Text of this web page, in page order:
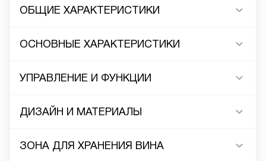
ОБЩИЕ ХАРАКТЕРИСТИКИ
ОСНОВНЫЕ ХАРАКТЕРИСТИКИ
УПРАВЛЕНИЕ И ФУНКЦИИ
ДИЗАЙН И МАТЕРИАЛЫ
ЗОНА ДЛЯ ХРАНЕНИЯ ВИНА